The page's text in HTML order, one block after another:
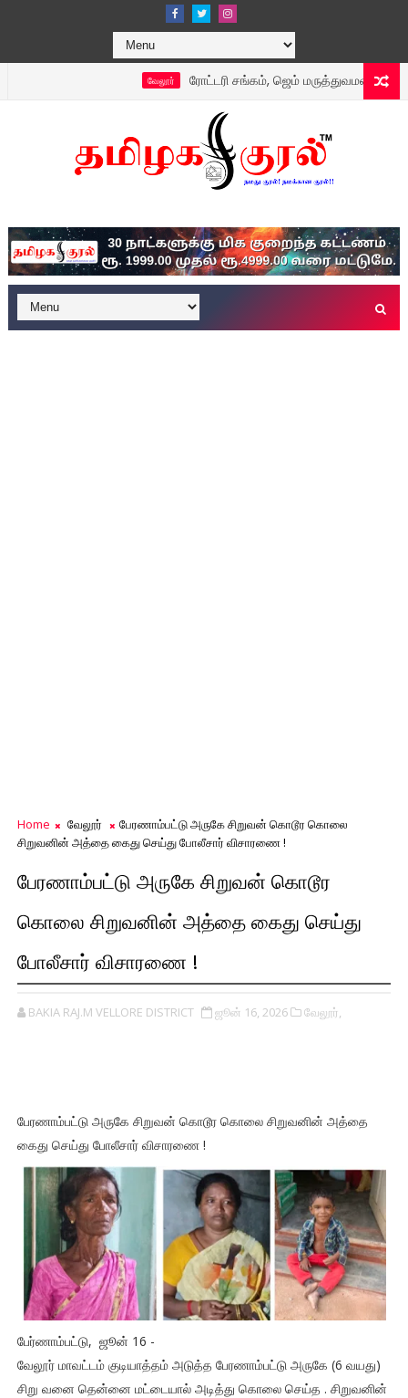
ரோட்டரி சங்கம், ஜெம் மருத்துவமனை மற்றும்
Home வேலூர்
பேரணாம்பட்டு அருகே சிறுவன் கொடூர கொலை
சிறுவனின் அத்தை கைது செய்து போலீசார் விசாரணை !
பேரணாம்பட்டு அருகே சிறுவன் கொடூர
கொலை சிறுவனின் அத்தை கைது செய்து
போலீசார் விசாரணை !
BAKIA RAJ.M VELLORE DISTRICT ஜூன் 16, 2026 வேலூர்,
பேரணாம்பட்டு அருகே சிறுவன் கொடூர கொலை சிறுவனின் அத்தை
கைது செய்து போலீசார் விசாரணை !
பேர்ணாம்பட்டு, ஜூன் 16 -
வேலூர் மாவட்டம் குடியாத்தம் அடுத்த பேரணாம்பட்டு அருகே (6 வயது)
சிறு வனை தென்னை மட்டையால் அடித்து கொலை செய்த . சிறுவனின்